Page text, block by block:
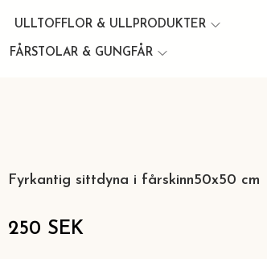
ULLTOFFLOR & ULLPRODUKTER
FÅRSTOLAR & GUNGFÅR
Fyrkantig sittdyna i fårskinn50x50 cm
250 SEK